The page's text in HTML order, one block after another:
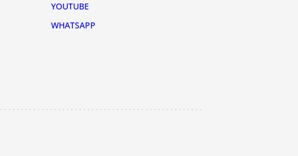
YOUTUBE
WHATSAPP